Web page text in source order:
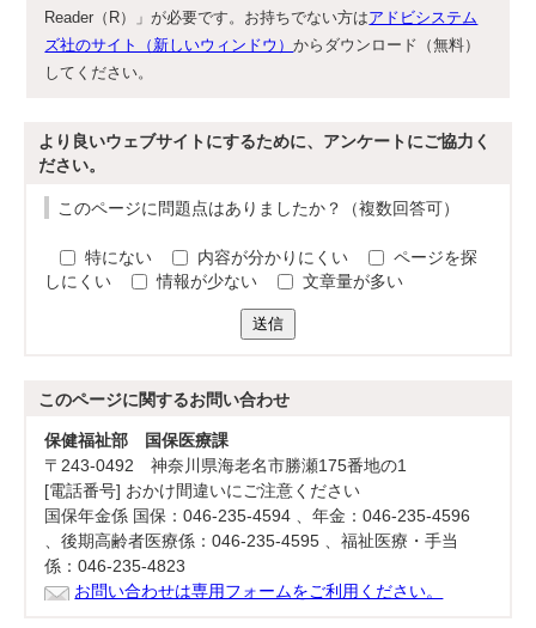
Reader（R）」が必要です。お持ちでない方はアドビシステム
ズ社のサイト（新しいウィンドウ）からダウンロード（無料）
してください。
より良いウェブサイトにするために、アンケートにご協力く
ださい。
このページに問題点はありましたか？（複数回答可）
特にない 内容が分かりにくい
ページを探
しにくい
情報が少ない 文章量が多い
送信
このページに関するお問い合わせ
保健福祉部 国保医療課
〒243-0492 神奈川県海老名市勝瀬175番地の1
[電話番号] おかけ間違いにご注意ください
国保年金係 国保：046-235-4594 、年金：046-235-4596
、後期高齢者医療係：046-235-4595 、福祉医療・手当
係：046-235-4823
お問い合わせは専用フォームをご利用ください。